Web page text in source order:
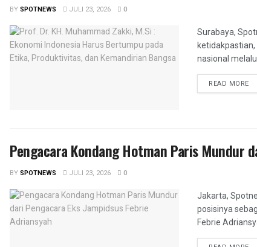
BYSPOTNEWS JULI 23, 2026 0
Surabaya,
nasional
READ MORE
Pengacara Kondang Hotman Paris Mundur
BYSPOTNEWS JULI 23, 2026 0
Jakarta,
posisinya
Febrie